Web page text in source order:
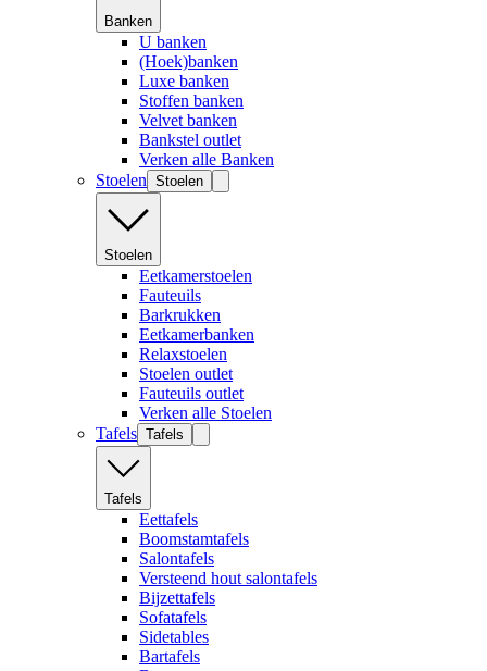
Banken
U banken
(Hoek)banken
Luxe banken
Stoffen banken
Velvet banken
Bankstel outlet
Verken alle Banken
Stoelen Stoelen
Stoelen
Eetkamerstoelen
Fauteuils
Barkrukken
Eetkamerbanken
Relaxstoelen
Stoelen outlet
Fauteuils outlet
Verken alle Stoelen
Tafels Tafels
Tafels
Eettafels
Boomstamtafels
Salontafels
Versteend hout salontafels
Bijzettafels
Sofatafels
Sidetables
Bartafels